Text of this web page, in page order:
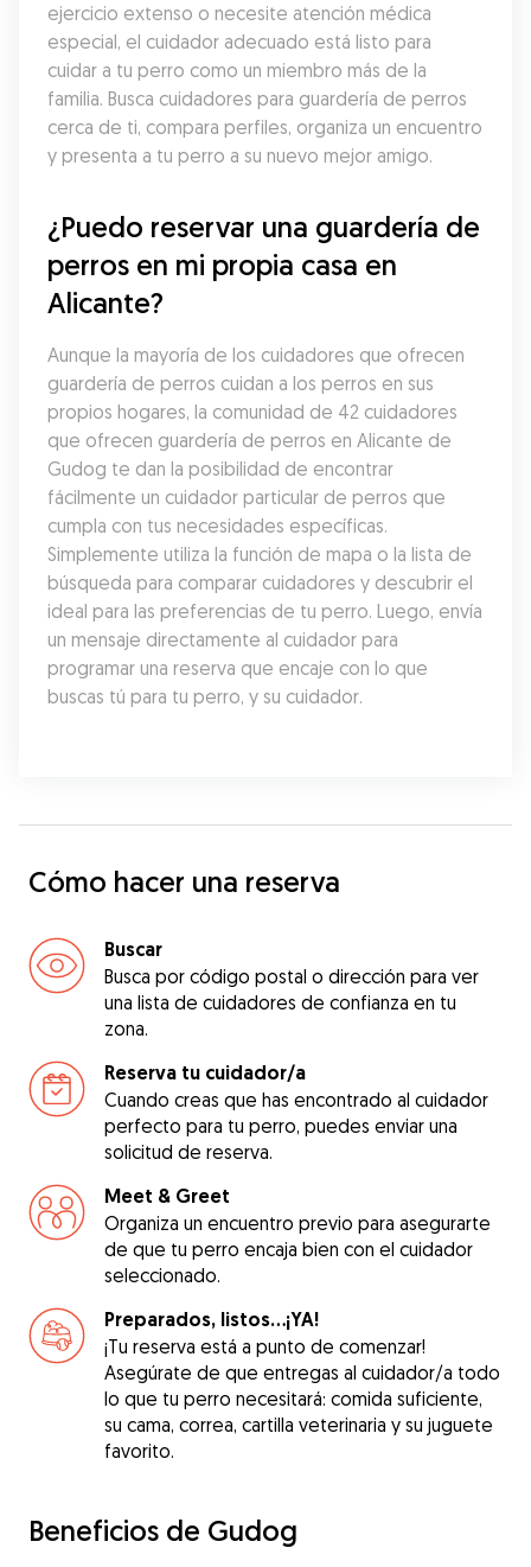
ejercicio extenso o necesite atención médica
especial, el cuidador adecuado está listo para
cuidar a tu perro como un miembro más de la
familia. Busca cuidadores para guardería de perros
cerca de ti, compara perfiles, organiza un encuentro
y presenta a tu perro a su nuevo mejor amigo.
¿Puedo reservar una guardería de
perros en mi propia casa en
Alicante?
Aunque la mayoría de los cuidadores que ofrecen
guardería de perros cuidan a los perros en sus
propios hogares, la comunidad de 42 cuidadores
que ofrecen guardería de perros en Alicante de
Gudog te dan la posibilidad de encontrar
fácilmente un cuidador particular de perros que
cumpla con tus necesidades específicas.
Simplemente utiliza la función de mapa o la lista de
búsqueda para comparar cuidadores y descubrir el
ideal para las preferencias de tu perro. Luego, envía
un mensaje directamente al cuidador para
programar una reserva que encaje con lo que
buscas tú para tu perro, y su cuidador.
Cómo hacer una reserva
Buscar
Busca por código postal o dirección para ver
una lista de cuidadores de confianza en tu
zona.
Reserva tu cuidador/a
Cuando creas que has encontrado al cuidador
perfecto para tu perro, puedes enviar una
solicitud de reserva.
Meet & Greet
Organiza un encuentro previo para asegurarte
de que tu perro encaja bien con el cuidador
seleccionado.
Preparados, listos...¡YA!
¡Tu reserva está a punto de comenzar!
Asegúrate de que entregas al cuidador/a todo
lo que tu perro necesitará: comida suficiente,
su cama, correa, cartilla veterinaria y su juguete
favorito.
Beneficios de Gudog